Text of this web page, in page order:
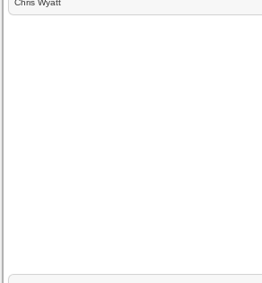
Chris Wyatt